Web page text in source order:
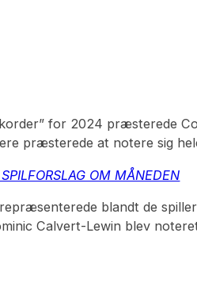
for 2024 præsterede
præsterede at notere sig
OM MÅNEDEN
blandt de
Calvert-Lewin blev